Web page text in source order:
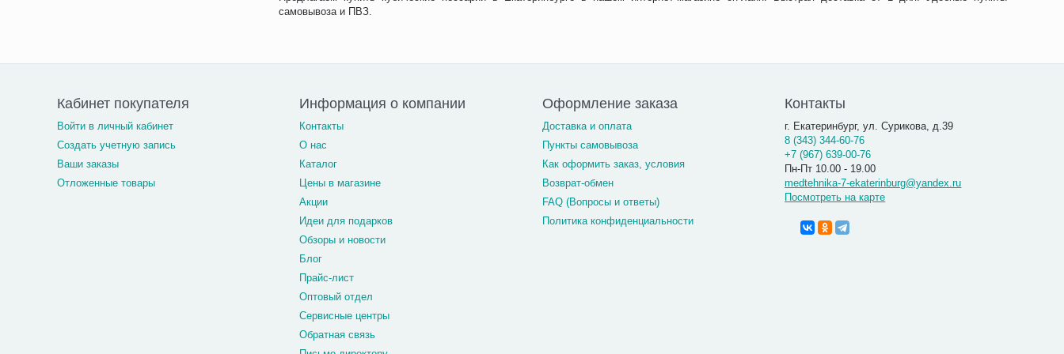
самовывоза и ПВЗ.
Кабинет покупателя
Войти в личный кабинет
Создать учетную запись
Ваши заказы
Отложенные товары
Информация о компании
Контакты
О нас
Каталог
Цены в магазине
Акции
Идеи для подарков
Обзоры и новости
Блог
Прайс-лист
Оптовый отдел
Сервисные центры
Обратная связь
Оформление заказа
Доставка и оплата
Пункты самовывоза
Как оформить заказ, условия
Возврат-обмен
FAQ (Вопросы и ответы)
Политика конфиденциальности
Контакты
г. Екатеринбург, ул. Сурикова, д.39
8 (343) 344-60-76
+7 (967) 639-00-76
Пн-Пт 10.00 - 19.00
medtehnika-7-ekaterinburg@yandex.ru
Посмотреть на карте